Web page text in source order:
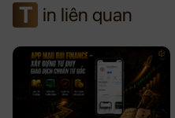
T in liên quan